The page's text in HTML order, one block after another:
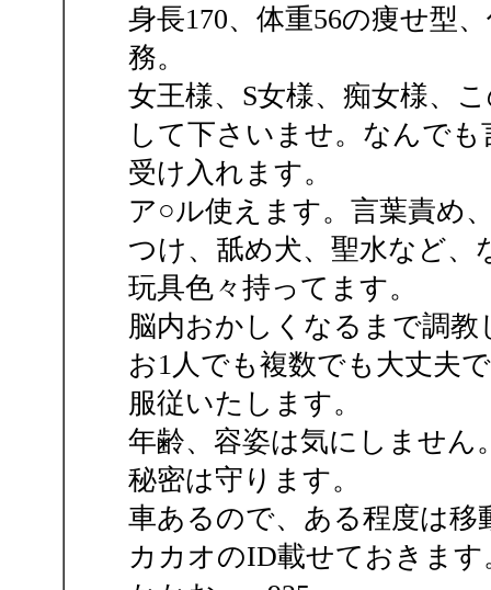
身長170、体重56の痩せ型
務。
女王様、S女様、痴女様、
して下さいませ。なんで
受け入れます。
ア○ル使えます。言葉責め
つけ、舐め犬、聖水など、
玩具色々持ってます。
脳内おかしくなるまで調
お1人でも複数でも大丈夫
服従いたします。
年齢、容姿は気にしません
秘密は守ります。
車あるので、ある程度は移
カカオのID載せておきます